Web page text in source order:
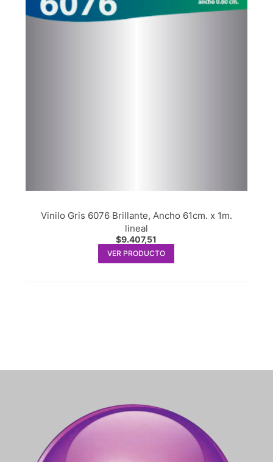
Vinilo Gris 6076 Brillante, Ancho 61cm. x 1m.
lineal
$9.407,51
VER PRODUCTO